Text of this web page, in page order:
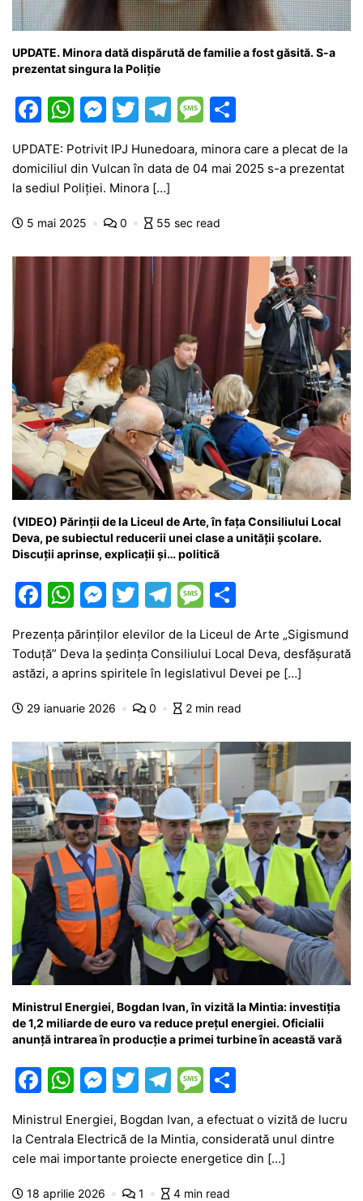
UPDATE. Minora dată dispărută de familie a fost găsită. S-a
prezentat singura la Poliție
F
c
e
b
o
o
W
at
s
A
p
M
s
s
e
n
g
er
T
itt
er
T
e
a
m
M
e
s
a
g
e
ta
ă
UPDATE: Potrivit IPJ Hunedoara, minora care a plecat de la
domiciliul din Vulcan în data de 04 mai 2025 s-a prezentat
la sediul Poliției. Minora […]
5 mai 2025 0 55 sec read
(VIDEO) Părinții de la Liceul de Arte, în fața Consiliului Local
Deva, pe subiectul reducerii unei clase a unității școlare.
Discuții aprinse, explicații și… politică
F
c
e
b
o
o
k
W
h
at
s
A
p
p
M
s
s
e
n
g
er
T
w
itt
er
T
e
gr
a
m
M
e
s
s
a
e
ta
je
a
ă
Prezența părinților elevilor de la Liceul de Arte „Sigismund
Toduță” Deva la ședința Consiliului Local Deva, desfășurată
astăzi, a aprins spiritele în legislativul Devei pe […]
29 ianuarie 2026 0 2 min read
Ministrul Energiei, Bogdan Ivan, în vizită la Mintia: investiția
de 1,2 miliarde de euro va reduce prețul energiei. Oficialii
anunță intrarea în producție a primei turbine în această vară
F
c
e
b
W
at
s
A
M
e
s
s
e
T
itt
er
T
e
gr
a
M
e
s
s
a
ta
je
Ministrul Energiei, Bogdan Ivan, a efectuat o vizită de lucru
la Centrala Electrică de la Mintia, considerată unul dintre
cele mai importante proiecte energetice din […]
18 aprilie 2026 1 4 min read